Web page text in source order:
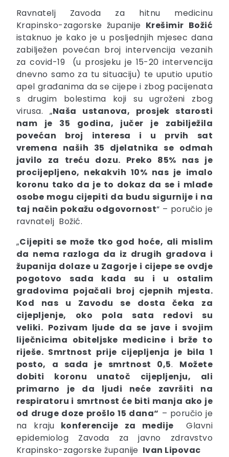
Ravnatelj Zavoda za hitnu medicinu
Krapinsko-zagorske županije Krešimir Božić
istaknuo je kako je u posljednjih mjesec dana
zabilježen povećan broj intervencija vezanih
za covid-19 (u prosjeku je 15-20 intervencija
dnevno samo za tu situaciju) te uputio uputio
apel građanima da se cijepe i zbog pacijenata
s drugim bolestima koji su ugroženi zbog
virusa. „Naša ustanova, prosjek starosti
nam je 35 godina, jučer je zabilježila
povećan broj interesa i u prvih sat
vremena naših 35 djelatnika se odmah
javilo za treću dozu. Preko 85% nas je
procijepljeno, nekakvih 10% nas je imalo
koronu tako da je to dokaz da se i mlađe
osobe mogu cijepiti da budu sigurnije i na
taj način pokažu odgovornost“ – poručio je
ravnatelj Božić.
„Cijepiti se može tko god hoće, ali mislim
da nema razloga da iz drugih gradova i
županija dolaze u Zagorje i cijepe se ovdje
pogotovo sada kada su i u ostalim
gradovima pojačali broj cjepnih mjesta.
Kod nas u Zavodu se dosta čeka za
cijepljenje, oko pola sata redovi su
veliki. Pozivam ljude da se jave i svojim
liječnicima obiteljske medicine i brže to
riješe. Smrtnost prije cijepljenja je bila 1
posto, a sada je smrtnost 0,5. Možete
dobiti koronu unatoč cijepljenju, ali
primarno je da ljudi neće završiti na
respiratoru i smrtnost će biti manja ako je
od druge doze prošlo 15 dana“ – poručio je
na kraju
konferencije za medijeGlavni
epidemiolog Zavoda za javno zdravstvo
Krapinsko-zagorske županije Ivan Lipovac